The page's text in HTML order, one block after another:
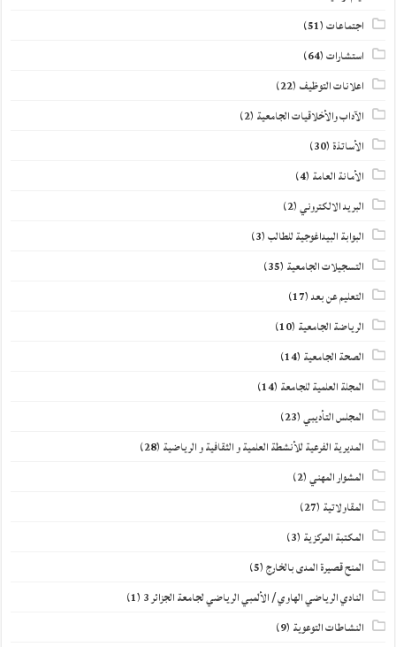
اجتماعات(51)
استشارات(64)
اعلانات التوظيف (22)
الآداب والأخلاقيات الجامعية (2)
الأساتذة(30)
الأمانة العامة (4)
البريد الالكتروني(2)
البوابة البيداغوجية للطالب(3)
التسجيلات الجامعية (35)
التعليم عن بعد(17)
الرياضة الجامعية (10)
الصحة الجامعية (14)
المجلة العلمية للجامعة (14)
المجلس التأديبي(23)
المديرية الفرعية للأنشطة العلمية و الثقافية و الرياضية (28)
المشوار المهني(2)
المقاولاتية (27)
المكتبة المركزية (3)
المنح قصيرة المدى بالخارج(5)
النادي الرياضي الهاوي / الألمبي الرياضي لجامعة الجزائر 3 (1)
النشاطات التوعوية (9)